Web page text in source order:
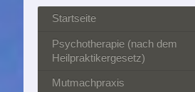
Startseite
Psychotherapie (nach dem
Heilpraktikergesetz)
Mutmachpraxis